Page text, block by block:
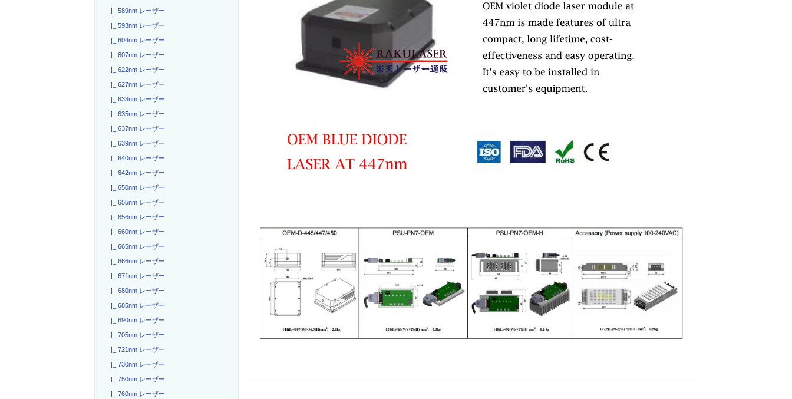
|_ 589nm レーザー
|_ 593nm レーザー
|_ 604nm レーザー
|_ 607nm レーザー
|_ 622nm レーザー
|_ 627nm レーザー
|_ 633nm レーザー
|_ 635nm レーザー
|_ 637nm レーザー
|_ 639nm レーザー
|_ 640nm レーザー
|_ 642nm レーザー
|_ 650nm レーザー
|_ 655nm レーザー
|_ 656nm レーザー
|_ 660nm レーザー
|_ 665nm レーザー
|_ 666nm レーザー
|_ 671nm レーザー
|_ 680nm レーザー
|_ 685nm レーザー
|_ 690nm レーザー
|_ 705nm レーザー
|_ 721nm レーザー
|_ 730nm レーザー
|_ 750nm レーザー
|_ 760nm レーザー